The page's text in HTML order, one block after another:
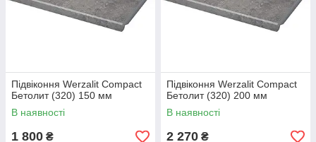
Підвіконня Werzalit Compact
Бетолит (320) 150 мм
В наявності
1 800 ₴
Підвіконня Werzalit Compact
Бетолит (320) 200 мм
В наявності
2 270 ₴